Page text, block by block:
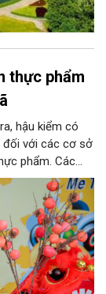
thực phẩm
hậu kiểm có
đối với các cơ sở
phẩm. Các
thu, bánh mứt